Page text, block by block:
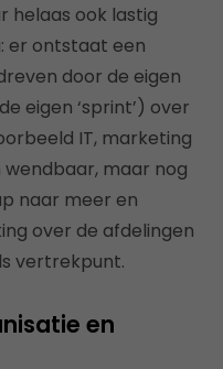
helaas ook lastig
er ontstaat een
door de eigen
eigen ‘sprint’) over
IT, marketing
maar nog
naar meer en
over de afdelingen
vertrekpunt.
en